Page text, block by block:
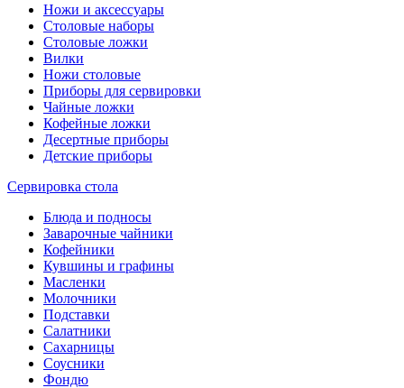
Ножи и аксессуары
Столовые наборы
Столовые ложки
Вилки
Ножи столовые
Приборы для сервировки
Чайные ложки
Кофейные ложки
Десертные приборы
Детские приборы
Сервировка стола
Блюда и подносы
Заварочные чайники
Кофейники
Кувшины и графины
Масленки
Молочники
Подставки
Салатники
Сахарницы
Соусники
Фондю